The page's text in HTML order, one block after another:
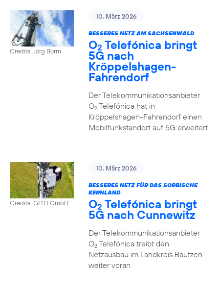
Credits: Jörg Borm
10. März 2026
BESSERES NETZ AM SACHSENWALD
O2 Telefónica bringt
5G nach
Kröppelshagen-
Fahrendorf
Der Telekommunikationsanbieter
O2Telefónica hat in
Kröppelshagen-Fahrendorf einen
Mobilfunkstandort auf 5G erweitert
Credits: GfTD GmbH
10. März 2026
BESSERES NETZ FÜR DAS SORBISCHE
KERNLAND
O2 Telefónica bringt
5G nach Cunnewitz
Der Telekommunikationsanbieter
O2Telefónica treibt den
Netzausbau im Landkreis Bautzen
weiter voran